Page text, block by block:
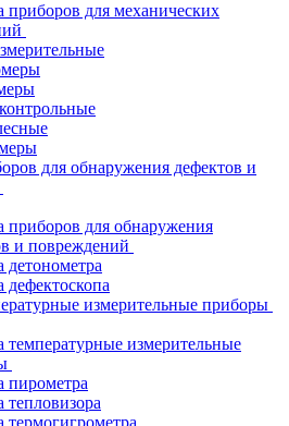
приборов для механических
для обнаружения дефектов и
приборов для обнаружения
и повреждений
детонометра
дефектоскопа
измерительные приборы
температурные измерительные
пирометра
тепловизора
термогигрометра